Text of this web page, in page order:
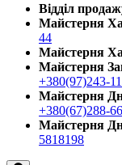
Відділ
Майстерня
44
Майстерня
Майстерня
+380(97)243-
Майстерня
+380(67)288-
Майстерня
5818198